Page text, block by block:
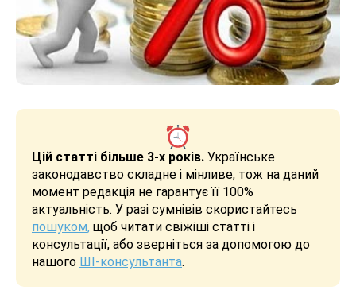
Цій статті більше 3-х років. Українське
законодавство складне і мінливе, тож на даний
момент редакція не гарантує її 100%
актуальність. У разі сумнівів скористайтесь
пошуком, щоб читати свіжіші статті і
консультації, або зверніться за допомогою до
нашого ШІ-консультанта.